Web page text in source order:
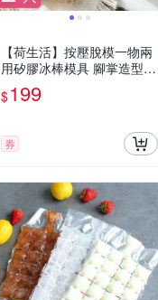
【荷生活】按壓脫模一物兩
用矽膠冰棒模具 腳掌造型帶
防塵密封蓋雪糕模具-2入組
$199
券